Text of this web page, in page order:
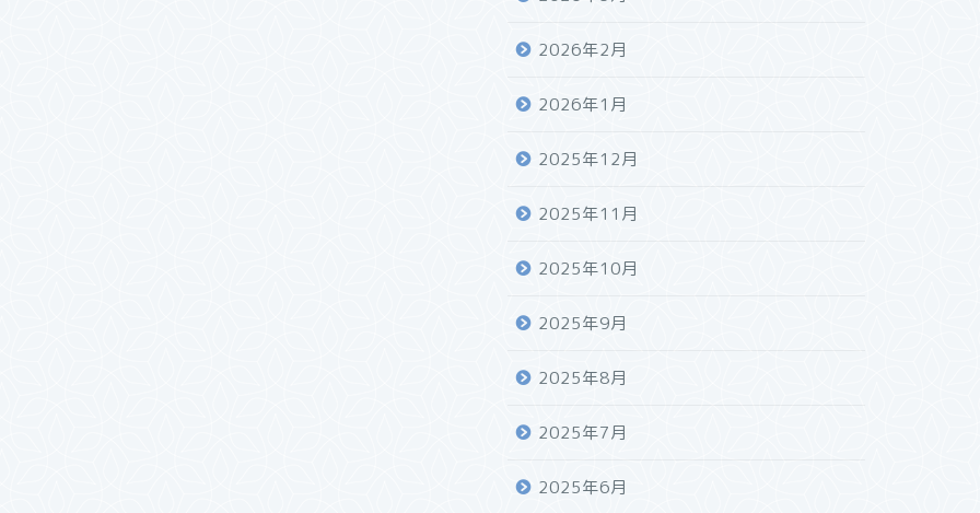
2026年2月
2026年1月
2025年12月
2025年11月
2025年10月
2025年9月
2025年8月
2025年7月
2025年6月